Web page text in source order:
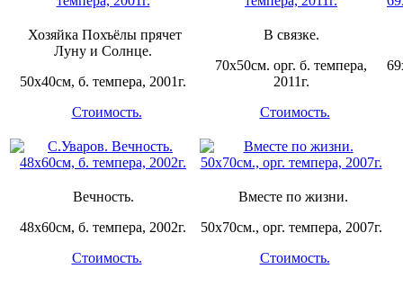
Хозяйка Похъёлы прячет
Луну и Солнце.
50х40см, б. темпера, 2001г.
Стоимость.
В связке.
70х50см. орг. б. темпера,
2011г.
Стоимость.
Вечность.
48х60см, б. темпера, 2002г.
Стоимость.
Вместе по жизни.
50х70см., орг. темпера, 2007г.
Стоимость.